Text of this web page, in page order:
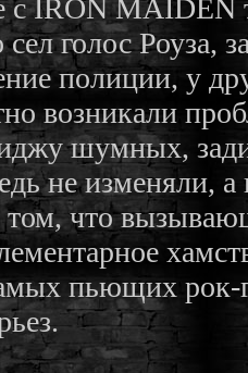
с IRON
сел голос Роуза,
полиции, у
возникали
шумных,
не изменяли,
том, что
пьющих рок-